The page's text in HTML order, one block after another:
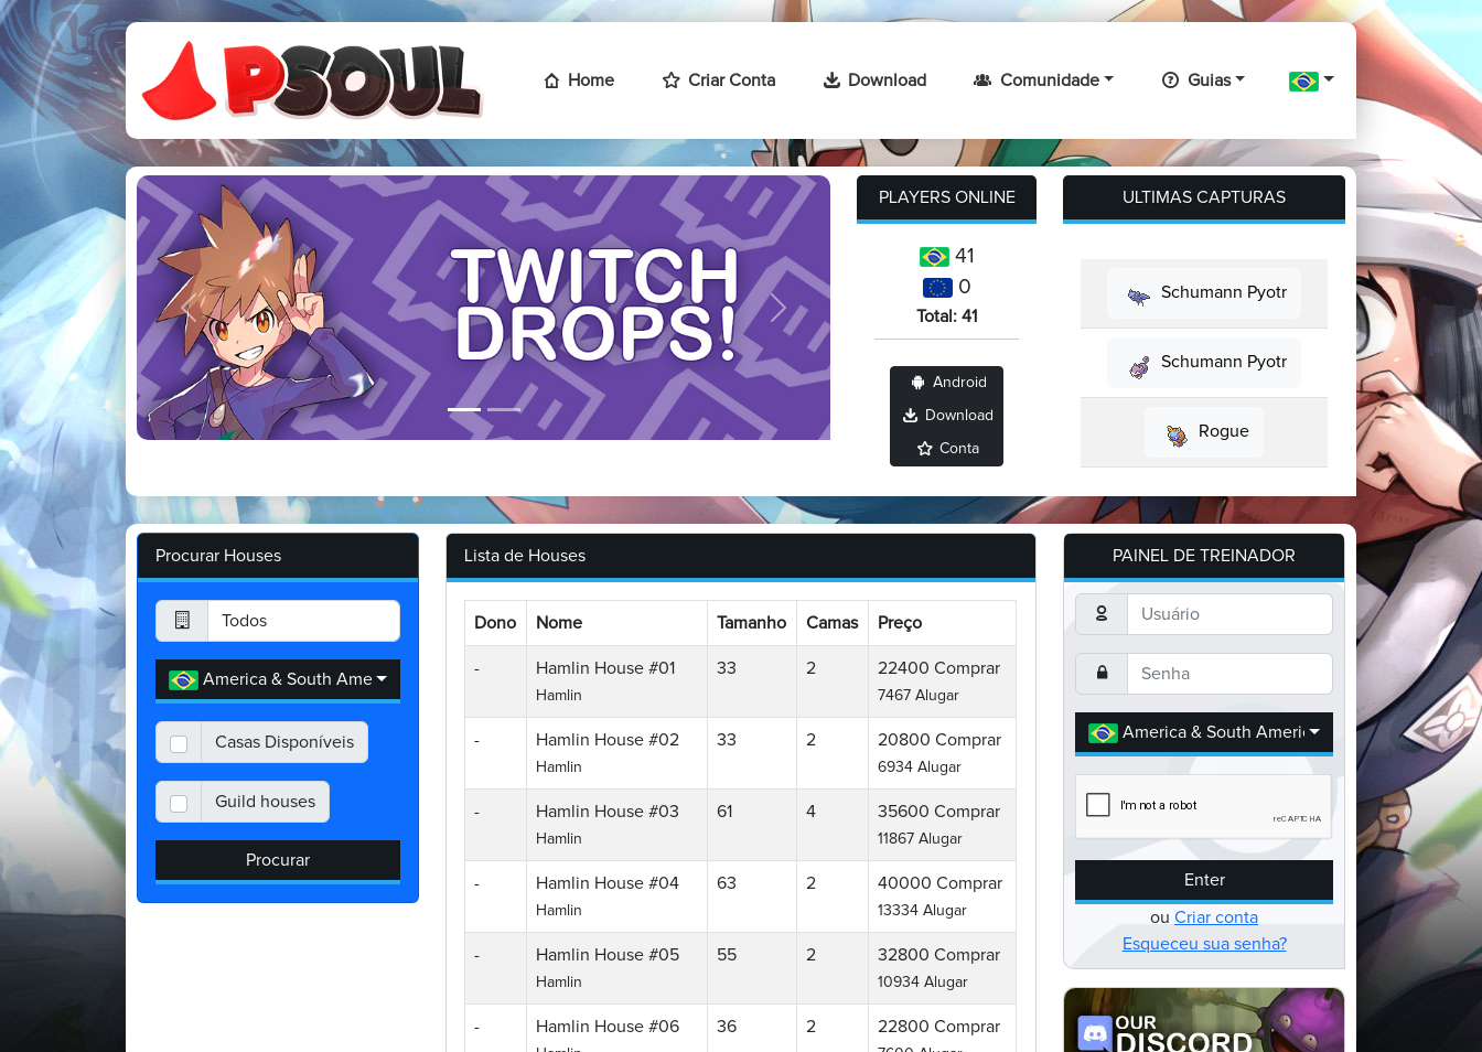
Home Criar Conta Download Comunidade Guias
Previous Next
PLAYERS ONLINE
41
0
Total: 41
Android
Download
Conta
ULTIMAS CAPTURAS
Schumann Pyotr
Schumann Pyotr
Rogue
PAINEL DE TREINADOR
America & South America
Enter
ou Criar conta
Esqueceu sua senha?
Procurar Houses
America & South America
Casas Disponíveis
Guild houses
Procurar
Lista de Houses
Dono Nome Tamanho Camas Preço
- Hamlin House #01
Hamlin
33 2 22400 Comprar
7467 Alugar
- Hamlin House #02
Hamlin
33 2 20800 Comprar
6934 Alugar
- Hamlin House #03
Hamlin
61 4 35600 Comprar
11867 Alugar
- Hamlin House #04
Hamlin
63 2 40000 Comprar
13334 Alugar
- Hamlin House #05
Hamlin
55 2 32800 Comprar
10934 Alugar
- Hamlin House #06 36 2 22800 Comprar